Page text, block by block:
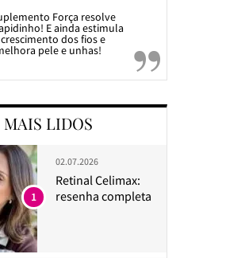
Força resolve
E ainda estimula
dos fios e
pele e unhas!
MAIS LIDOS
02.07.2026
Retinal Celimax:
resenha completa
1